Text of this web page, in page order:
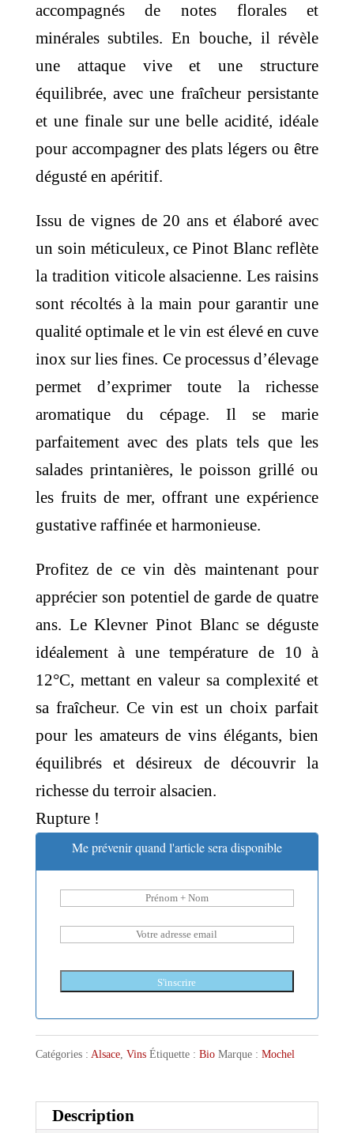
accompagnés de notes florales et
minérales subtiles. En bouche, il révèle
une attaque vive et une structure
équilibrée, avec une fraîcheur persistante
et une finale sur une belle acidité, idéale
pour accompagner des plats légers ou être
dégusté en apéritif.
Issu de vignes de 20 ans et élaboré avec
un soin méticuleux, ce Pinot Blanc reflète
la tradition viticole alsacienne. Les raisins
sont récoltés à la main pour garantir une
qualité optimale et le vin est élevé en cuve
inox sur lies fines. Ce processus d’élevage
permet d’exprimer toute la richesse
aromatique du cépage. Il se marie
parfaitement avec des plats tels que les
salades printanières, le poisson grillé ou
les fruits de mer, offrant une expérience
gustative raffinée et harmonieuse.
Profitez de ce vin dès maintenant pour
apprécier son potentiel de garde de quatre
ans. Le Klevner Pinot Blanc se déguste
idéalement à une température de 10 à
12°C, mettant en valeur sa complexité et
sa fraîcheur. Ce vin est un choix parfait
pour les amateurs de vins élégants, bien
équilibrés et désireux de découvrir la
richesse du terroir alsacien.
Rupture !
Me prévenir quand l'article sera disponible
S'inscrire
Catégories : Alsace, Vins Étiquette : Bio Marque : Mochel
Description